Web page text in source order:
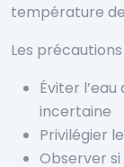
température
Les
Éviter
incertaine
Privilégier
Observer